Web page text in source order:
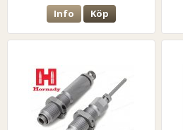
Info Köp